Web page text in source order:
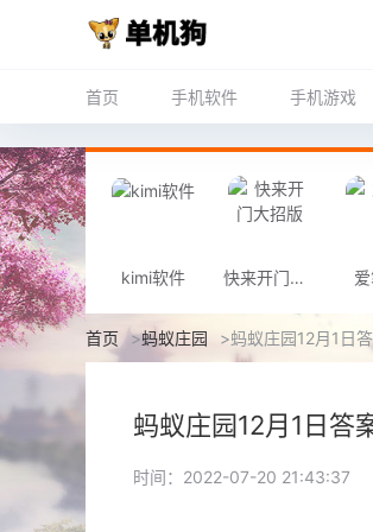
首页 手机软件 手机游戏
kimi软件 快来开门大招版
首页 >蚂蚁庄园 >蚂蚁庄园12月1日
蚂蚁庄园12月1日答
时间：2022-07-20 21:43:37